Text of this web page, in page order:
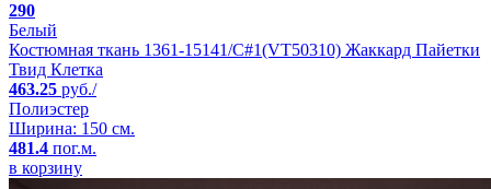
290
Белый
Костюмная ткань 1361-15141/C#1(VT50310) Жаккард Пайетки
Твид Клетка
463.25 руб./
Полиэстер
Ширина: 150 см.
481.4 пог.м.
в корзину